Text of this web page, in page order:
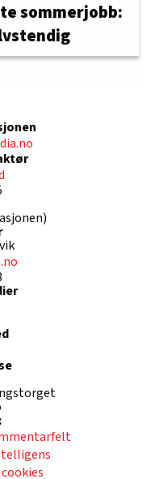
sommerjobb: